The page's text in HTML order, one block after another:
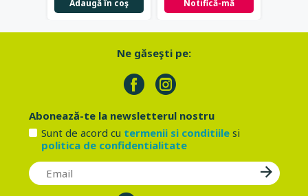
Adaugă în coş Notifică-mă
Ne găseşti pe:
Abonează-te la newsletterul nostru
Sunt de acord cu termenii si conditiilesi
politica de confidentialitate